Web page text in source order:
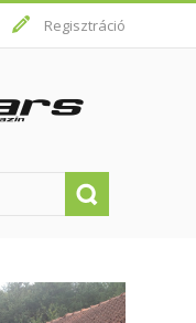
Regisztráció